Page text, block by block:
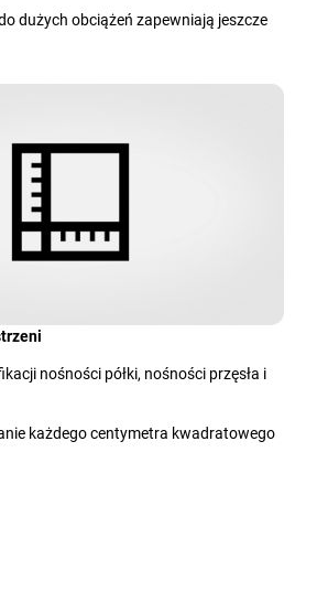
dużych obciążeń zapewniają jeszcze
nośności półki, nośności przęsła i
każdego centymetra kwadratowego